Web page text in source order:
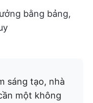
bằng bảng,
sáng tạo, nhà
một không